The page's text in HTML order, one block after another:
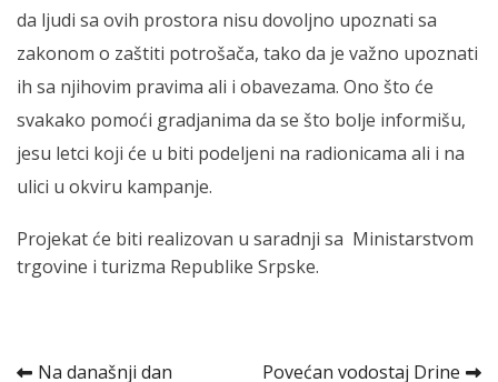
da ljudi sa ovih prostora nisu dovoljno upoznati sa
zakonom o zaštiti potrošača, tako da je važno upoznati
ih sa njihovim pravima ali i obavezama. Ono što će
svakako pomoći gradjanima da se što bolje informišu,
jesu letci koji će u biti podeljeni na radionicama ali i na
ulici u okviru kampanje.
Projekat će biti realizovan u saradnji sa Ministarstvom
trgovine i turizma Republike Srpske.
Na današnji dan
Povećan vodostaj Drine